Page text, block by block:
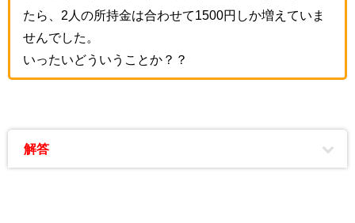
たら、2人の所持金は合わせて1500円しか増えていま
せんでした。
いったいどういうことか？？
解答